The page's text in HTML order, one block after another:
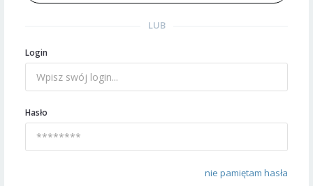
LUB
Login
Hasło
nie pamiętam hasła